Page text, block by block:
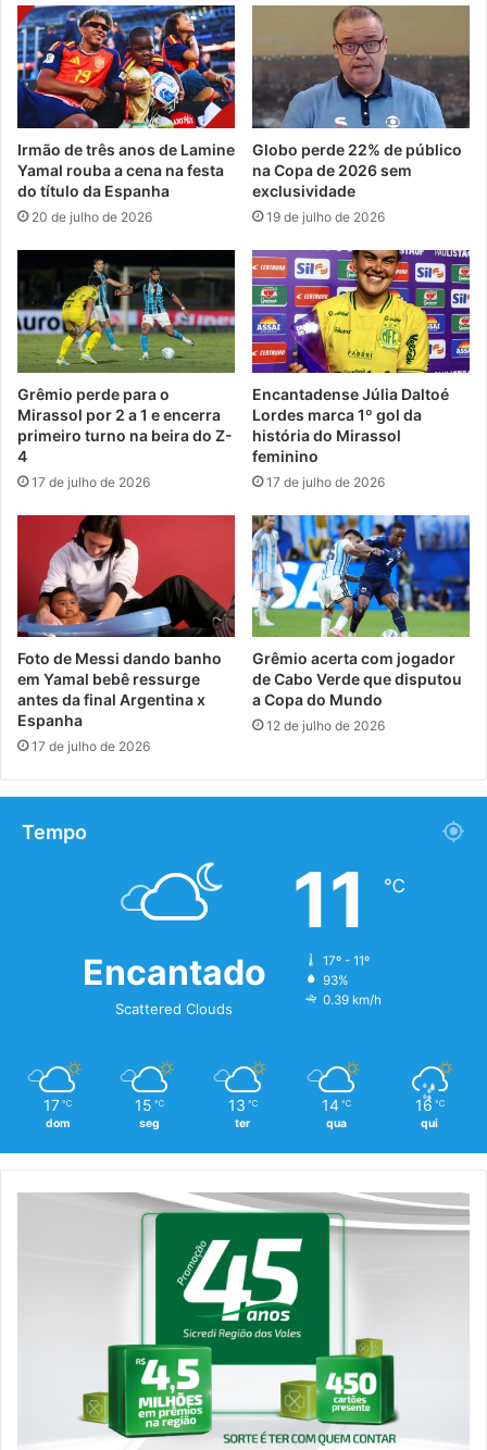
Irmão de três anos de Lamine
Yamal rouba a cena na festa
do título da Espanha
20 de julho de 2026
Globo perde 22% de público
na Copa de 2026 sem
exclusividade
19 de julho de 2026
Grêmio perde para o
Mirassol por 2 a 1 e encerra
primeiro turno na beira do Z-
4
17 de julho de 2026
Encantadense Júlia Daltoé
Lordes marca 1º gol da
história do Mirassol
feminino
17 de julho de 2026
Foto de Messi dando banho
em Yamal bebê ressurge
antes da final Argentina x
Espanha
17 de julho de 2026
Grêmio acerta com jogador
de Cabo Verde que disputou
a Copa do Mundo
12 de julho de 2026
Tempo
Encantado
Scattered Clouds
11 ℃
17º - 11º
93%
0.39 km/h
17 ℃
dom
15 ℃
seg
13 ℃
ter
14 ℃
qua
16 ℃
qui